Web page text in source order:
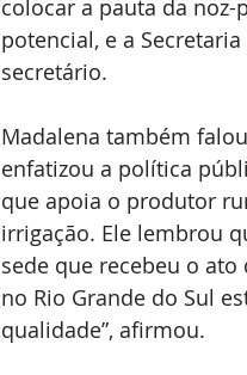
colocar a pauta da
potencial, e a
secretário.
Madalena também
enfatizou a política
que apoia o produtor
irrigação. Ele lembrou
sede que recebeu o
no Rio Grande do Sul
qualidade”, afirmou.